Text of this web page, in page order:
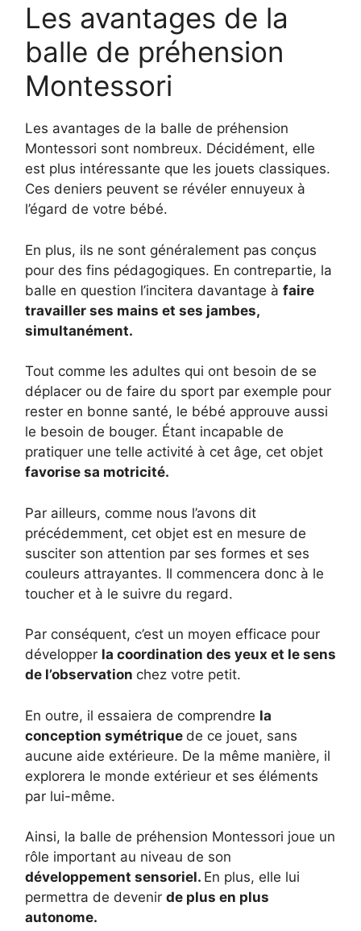
Les avantages de la
balle de préhension
Montessori
Les avantages de la balle de préhension
Montessori sont nombreux. Décidément, elle
est plus intéressante que les jouets classiques.
Ces deniers peuvent se révéler ennuyeux à
l’égard de votre bébé.
En plus, ils ne sont généralement pas conçus
pour des fins pédagogiques. En contrepartie, la
balle en question l’incitera davantage à faire
travailler ses mains et ses jambes,
simultanément.
Tout comme les adultes qui ont besoin de se
déplacer ou de faire du sport par exemple pour
rester en bonne santé, le bébé approuve aussi
le besoin de bouger. Étant incapable de
pratiquer une telle activité à cet âge, cet objet
favorise sa motricité.
Par ailleurs, comme nous l’avons dit
précédemment, cet objet est en mesure de
susciter son attention par ses formes et ses
couleurs attrayantes. Il commencera donc à le
toucher et à le suivre du regard.
Par conséquent, c’est un moyen efficace pour
développer la coordination des yeux et le sens
de l’observation chez votre petit.
En outre, il essaiera de comprendre la
conception symétrique de ce jouet, sans
aucune aide extérieure. De la même manière, il
explorera le monde extérieur et ses éléments
par lui-même.
Ainsi, la balle de préhension Montessori joue un
rôle important au niveau de son
développement sensoriel. En plus, elle lui
permettra de devenir de plus en plus
autonome.